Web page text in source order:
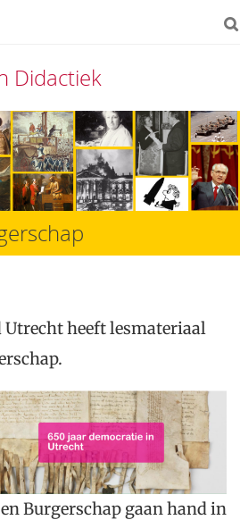
Didactiek
Utrecht heeft lesmateriaal
Burgerschap gaan hand in